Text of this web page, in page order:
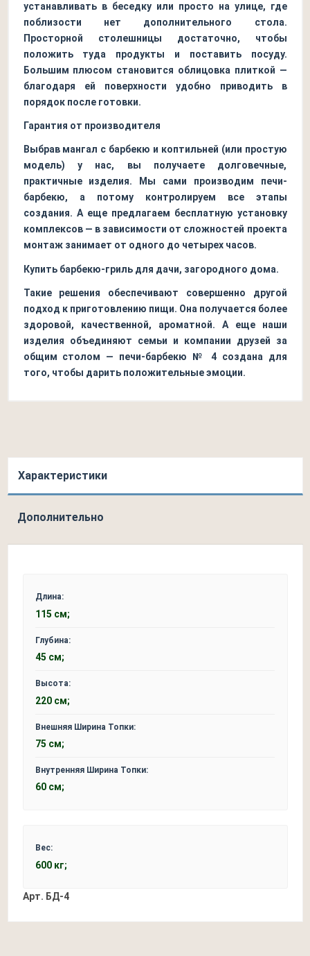
устанавливать в беседку или просто на улице, где
поблизости нет дополнительного стола.
Просторной столешницы достаточно, чтобы
положить туда продукты и поставить посуду.
Большим плюсом становится облицовка плиткой —
благодаря ей поверхности удобно приводить в
порядок после готовки.
Гарантия от производителя
Выбрав мангал с барбекю и коптильней (или простую
модель) у нас, вы получаете долговечные,
практичные изделия. Мы сами производим печи-
барбекю, а потому контролируем все этапы
создания. А еще предлагаем бесплатную установку
комплексов — в зависимости от сложностей проекта
монтаж занимает от одного до четырех часов.
Купить барбекю-гриль для дачи, загородного дома.
Такие решения обеспечивают совершенно другой
подход к приготовлению пищи. Она получается более
здоровой, качественной, ароматной. А еще наши
изделия объединяют семьи и компании друзей за
общим столом — печи-барбекю № 4 создана для
того, чтобы дарить положительные эмоции.
Характеристики
Дополнительно
Длина:
115 см;
Глубина:
45 см;
Высота:
220 см;
Внешняя Ширина Топки:
75 см;
Внутренняя Ширина Топки:
60 см;
Вес:
600 кг;
Арт. БД-4